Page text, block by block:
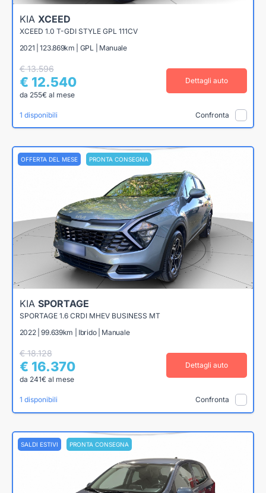
KIA XCEED
XCEED 1.0 T-GDI STYLE GPL 111CV
2021 | 123.869km | GPL | Manuale
€ 13.596
€ 12.540
da 255€ al mese
Dettagli auto
1 disponibili Confronta
OFFERTA DEL MESE PRONTA CONSEGNA
KIA SPORTAGE
SPORTAGE 1.6 CRDI MHEV BUSINESS MT
2022 | 99.639km | Ibrido | Manuale
€ 18.128
€ 16.370
da 241€ al mese
Dettagli auto
1 disponibili Confronta
SALDI ESTIVI PRONTA CONSEGNA